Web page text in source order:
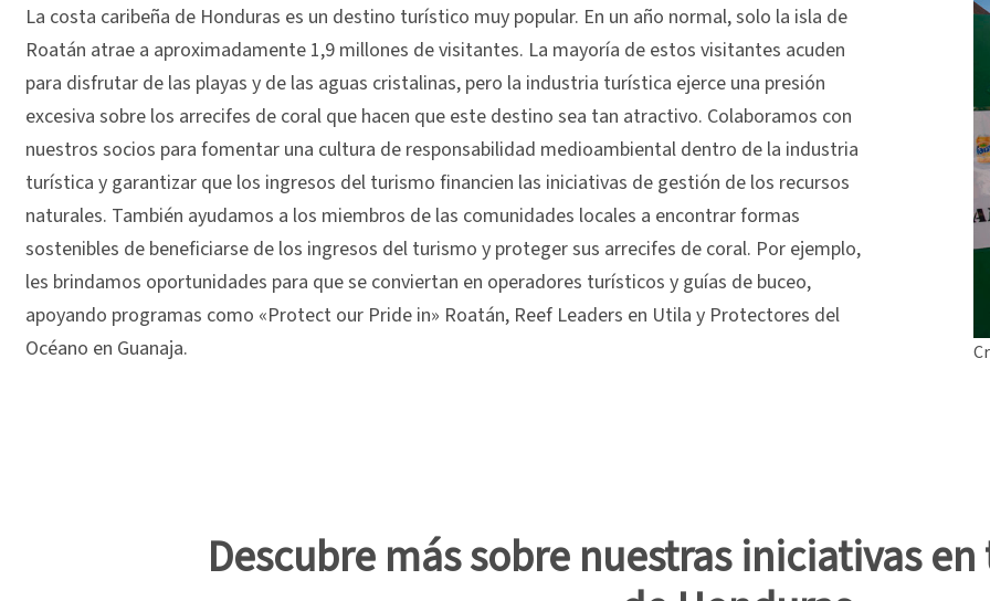
La costa caribeña de Honduras es un destino turístico muy popular. En un año normal, solo la isla de
Roatán atrae a aproximadamente 1,9 millones de visitantes. La mayoría de estos visitantes acuden
para disfrutar de las playas y de las aguas cristalinas, pero la industria turística ejerce una presión
excesiva sobre los arrecifes de coral que hacen que este destino sea tan atractivo. Colaboramos con
nuestros socios para fomentar una cultura de responsabilidad medioambiental dentro de la industria
turística y garantizar que los ingresos del turismo financien las iniciativas de gestión de los recursos
naturales. También ayudamos a los miembros de las comunidades locales a encontrar formas
sostenibles de beneficiarse de los ingresos del turismo y proteger sus arrecifes de coral. Por ejemplo,
les brindamos oportunidades para que se conviertan en operadores turísticos y guías de buceo,
apoyando programas como «Protect our Pride in» Roatán, Reef Leaders en Utila y Protectores del
Océano en Guanaja.
Descubre más sobre nuestras iniciativas